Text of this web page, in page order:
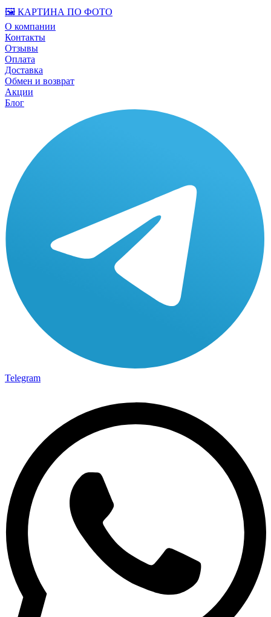
🖼️ КАРТИНА ПО ФОТО
О компании
Контакты
Отзывы
Оплата
Доставка
Обмен и возврат
Акции
Блог
Telegram